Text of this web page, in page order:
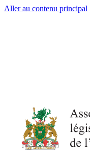
Aller au contenu principal